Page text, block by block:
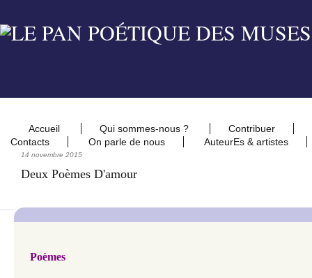
Accueil Qui sommes-nous ?
Contribuer
Contacts
On parle de nous AuteurEs & artistes
14 novembre 2015
Deux Poèmes D'amour
Poèmes